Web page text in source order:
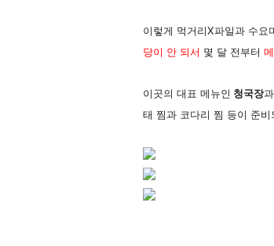
이렇게 먹거리X파일과 수요
당이 안 되서 몇 달 전부터
이곳의 대표 메뉴인 청국장과
태 찜과 코다리 찜 등이 준비